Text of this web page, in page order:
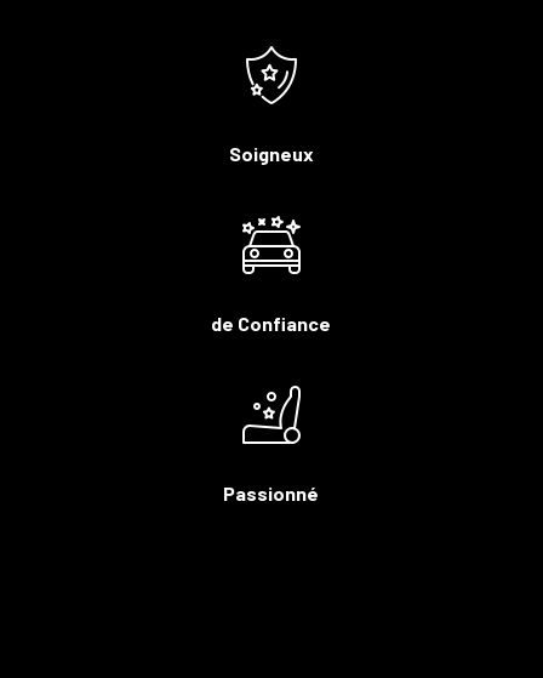
Soigneux
de Confiance
Passionné